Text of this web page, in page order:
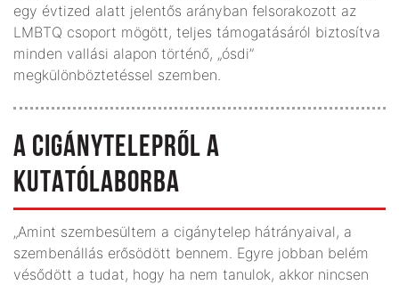
egy évtized alatt jelentős arányban felsorakozott az
LMBTQ csoport mögött, teljes támogatásáról biztosítva
minden vallási alapon történő, „ósdi”
megkülönböztetéssel szemben.
A CIGÁNYTELEPRŐL A
KUTATÓLABORBA
„Amint szembesültem a cigánytelep hátrányaival, a
szembenállás erősödött bennem. Egyre jobban belém
vésődött a tudat, hogy ha nem tanulok, akkor nincsen